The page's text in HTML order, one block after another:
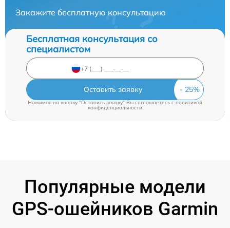
Закажите бесплатную консультацию
Бесплатная консультация со
специалистом
Оставить заявку
Нажимая на кнопку "Оставить заявку" Вы соглашаетесь cполитикой
конфиденциальности
Популярные модели
GPS-ошейников Garmin